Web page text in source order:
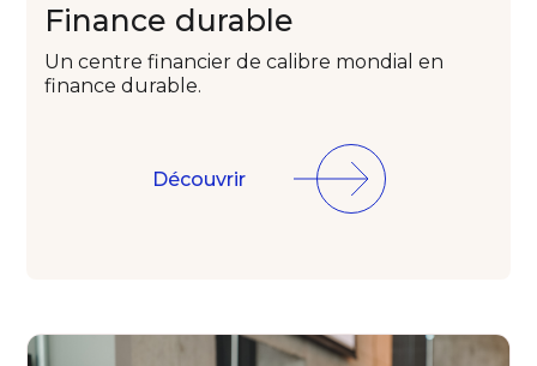
Finance durable
Un centre financier de calibre mondial en
finance durable.
Découvrir